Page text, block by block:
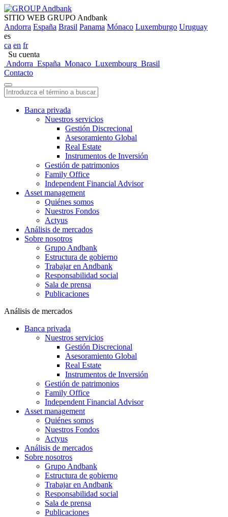
SITIO WEB GRUPO Andbank
Andorra España Brasil Panama Mónaco Luxemburgo Uruguay
es
ca en fr
Su cuenta
Andorra España Monaco Luxembourg Brasil
Contacto
Banca privada
Nuestros servicios
Gestión Discrecional
Asesoramiento Global
Real Estate
Instrumentos de Inversión
Gestión de patrimonios
Family Office
Independent Financial Advisor
Asset management
Quiénes somos
Nuestros Fondos
Actyus
Análisis de mercados
Sobre nosotros
Grupo Andbank
Estructura de gobierno
Trabajar en Andbank
Responsabilidad social
Sala de prensa
Publicaciones
Análisis de mercados
Banca privada
Nuestros servicios
Gestión Discrecional
Asesoramiento Global
Real Estate
Instrumentos de Inversión
Gestión de patrimonios
Family Office
Independent Financial Advisor
Asset management
Quiénes somos
Nuestros Fondos
Actyus
Análisis de mercados
Sobre nosotros
Grupo Andbank
Estructura de gobierno
Trabajar en Andbank
Responsabilidad social
Sala de prensa
Publicaciones